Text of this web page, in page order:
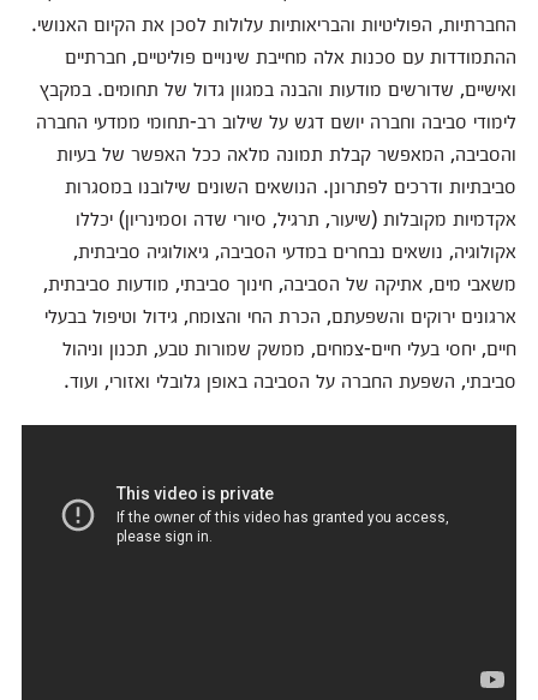
החברתיות, הפוליטיות והבריאותיות עלולות לסכן את הקיום האנושי.
ההתמודדות עם סכנות אלה מחייבת שינויים פוליטיים, חברתיים
ואישיים, שדורשים מודעות והבנה במגוון גדול של תחומים. במקבץ
לימודי סביבה וחברה יושם דגש על שילוב רב-תחומי ממדעי החברה
והסביבה, המאפשר קבלת תמונה מלאה ככל האפשר של בעיות
סביבתיות ודרכים לפתרונן. הנושאים השונים שילובנו במסגרות
אקדמיות מקובלות (שיעור, תרגיל, סיורי שדה וסמינריון) יכללו
אקולוגיה, נושאים נבחרים במדעי הסביבה, גיאולוגיה סביבתית,
משאבי מים, אתיקה של הסביבה, חינוך סביבתי, מודעות סביבתית,
ארגונים ירוקים והשפעתם, הכרת החי והצומח, גידול וטיפול בבעלי
חיים, יחסי בעלי חיים-צמחים, ממשק שמורות טבע, תכנון וניהול
סביבתי, השפעת החברה על הסביבה באופן גלובלי ואזורי, ועוד.